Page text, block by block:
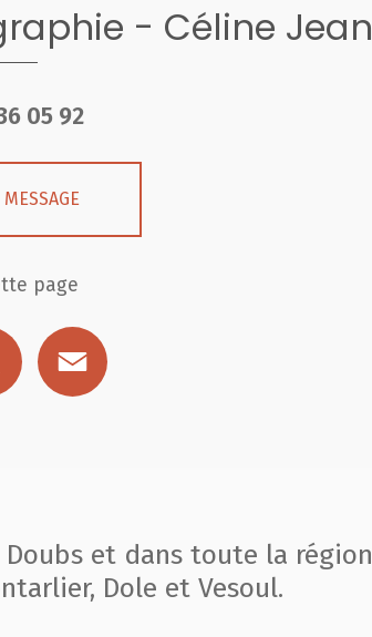
- Céline Jean
05 92
page
Doubs et dans toute la région
Dole et Vesoul.